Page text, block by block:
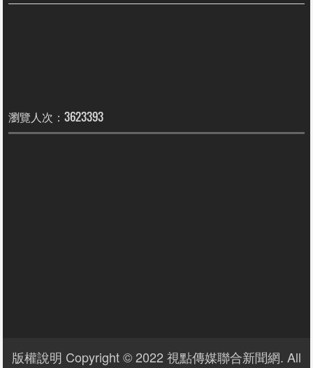
瀏覽人次：3623393
版權說明 Copyright © 2022 視點傳媒聯合新聞網. All